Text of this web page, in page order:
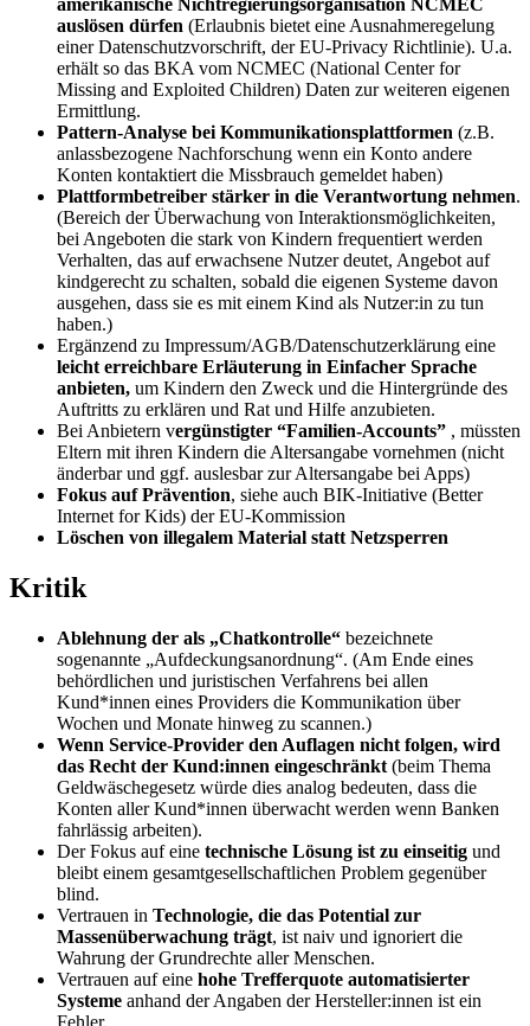
amerikanische Nichtregierungsorganisation NCMEC
auslösen dürfen (Erlaubnis bietet eine Ausnahmeregelung
einer Datenschutzvorschrift, der EU-Privacy Richtlinie). U.a.
erhält so das BKA vom NCMEC (National Center for
Missing and Exploited Children) Daten zur weiteren eigenen
Ermittlung.
Pattern-Analyse bei Kommunikationsplattformen (z.B.
anlassbezogene Nachforschung wenn ein Konto andere
Konten kontaktiert die Missbrauch gemeldet haben)
Plattformbetreiber stärker in die Verantwortung nehmen.
(Bereich der Überwachung von Interaktionsmöglichkeiten,
bei Angeboten die stark von Kindern frequentiert werden
Verhalten, das auf erwachsene Nutzer deutet, Angebot auf
kindgerecht zu schalten, sobald die eigenen Systeme davon
ausgehen, dass sie es mit einem Kind als Nutzer:in zu tun
haben.)
Ergänzend zu Impressum/AGB/Datenschutzerklärung eine
leicht erreichbare Erläuterung in Einfacher Sprache
anbieten, um Kindern den Zweck und die Hintergründe des
Auftritts zu erklären und Rat und Hilfe anzubieten.
Bei Anbietern vergünstigter “Familien-Accounts” , müssten
Eltern mit ihren Kindern die Altersangabe vornehmen (nicht
änderbar und ggf. auslesbar zur Altersangabe bei Apps)
Fokus auf Prävention, siehe auch BIK-Initiative (Better
Internet for Kids) der EU-Kommission
Löschen von illegalem Material statt Netzsperren
Kritik
Ablehnung der als „Chatkontrolle“ bezeichnete
sogenannte „Aufdeckungsanordnung“. (Am Ende eines
behördlichen und juristischen Verfahrens bei allen
Kund*innen eines Providers die Kommunikation über
Wochen und Monate hinweg zu scannen.)
Wenn Service-Provider den Auflagen nicht folgen, wird
das Recht der Kund:innen eingeschränkt (beim Thema
Geldwäschegesetz würde dies analog bedeuten, dass die
Konten aller Kund*innen überwacht werden wenn Banken
fahrlässig arbeiten).
Der Fokus auf eine technische Lösung ist zu einseitig und
bleibt einem gesamtgesellschaftlichen Problem gegenüber
blind.
Vertrauen in Technologie, die das Potential zur
Massenüberwachung trägt, ist naiv und ignoriert die
Wahrung der Grundrechte aller Menschen.
Vertrauen auf eine hohe Trefferquote automatisierter
Systeme anhand der Angaben der Hersteller:innen ist ein